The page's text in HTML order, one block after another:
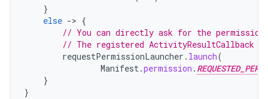
}
else -> {
// You can directly ask for the
// The registered ActivityResultCallback
requestPermissionLauncher . launch(
Manifest.permission .
}
}